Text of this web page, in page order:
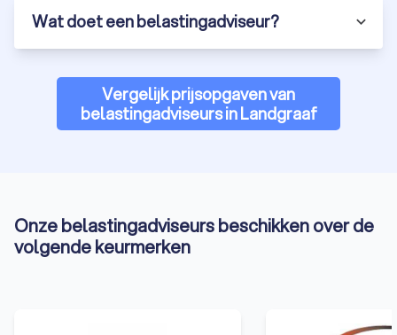
Wat doet een belastingadviseur?
Vergelijk prijsopgaven van
belastingadviseurs in Landgraaf
Onze belastingadviseurs beschikken over de
volgende keurmerken